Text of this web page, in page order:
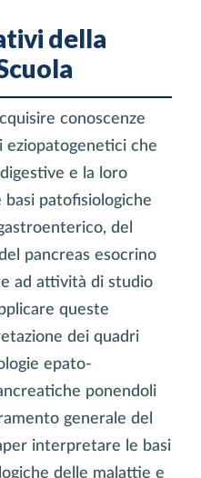
della
conoscenze
eziopatogenetici che
e la loro
patofisiologiche
del
pancreas esocrino
ad attività di studio
queste
dei quadri
epato-
ponendoli
generale del
interpretare le basi
delle malattie e